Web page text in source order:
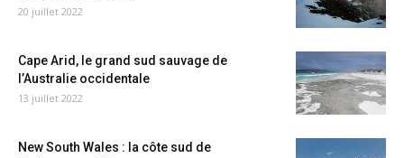
20 juillet 2022
Cape Arid, le grand sud sauvage de
l’Australie occidentale
13 juillet 2022
New South Wales : la côte sud de